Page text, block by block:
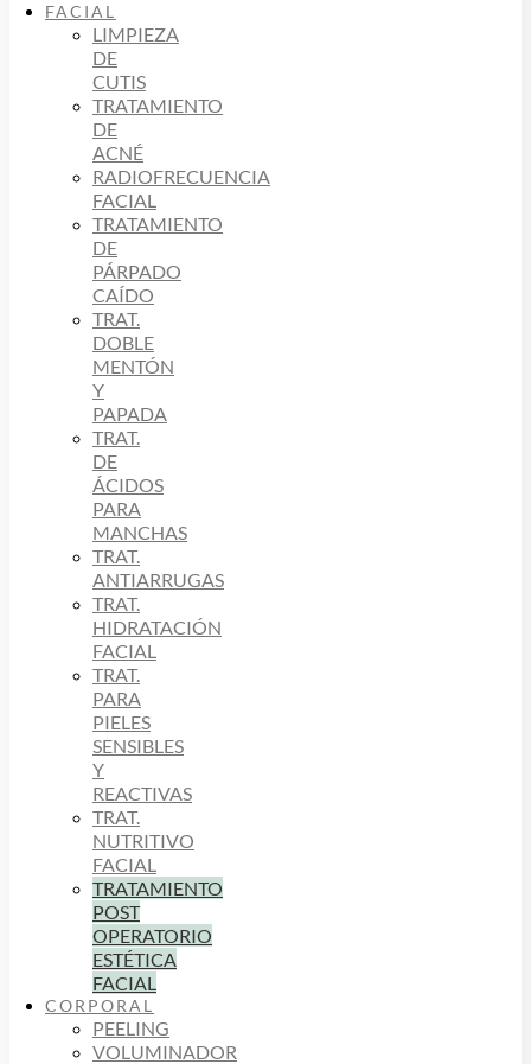
FACIAL
LIMPIEZA
DE
CUTIS
TRATAMIENTO
DE
ACNÉ
RADIOFRECUENCIA
FACIAL
TRATAMIENTO
DE
PÁRPADO
CAÍDO
TRAT.
DOBLE
MENTÓN
Y
PAPADA
TRAT.
DE
ÁCIDOS
PARA
MANCHAS
TRAT.
ANTIARRUGAS
TRAT.
HIDRATACIÓN
FACIAL
TRAT.
PARA
PIELES
SENSIBLES
Y
REACTIVAS
TRAT.
NUTRITIVO
FACIAL
TRATAMIENTO
POST
OPERATORIO
ESTÉTICA
FACIAL
CORPORAL
PEELING
VOLUMINADOR